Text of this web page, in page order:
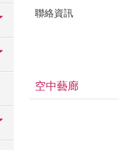
聯絡資訊
空中藝廊